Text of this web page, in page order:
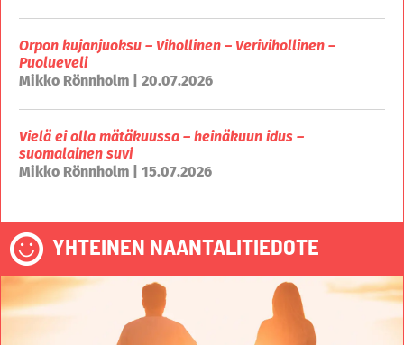
Orpon kujanjuoksu – Vihollinen – Verivihollinen –
Puolueveli
Mikko Rönnholm | 20.07.2026
Vielä ei olla mätäkuussa – heinäkuun idus –
suomalainen suvi
Mikko Rönnholm | 15.07.2026
YHTEINEN NAANTALITIEDOTE